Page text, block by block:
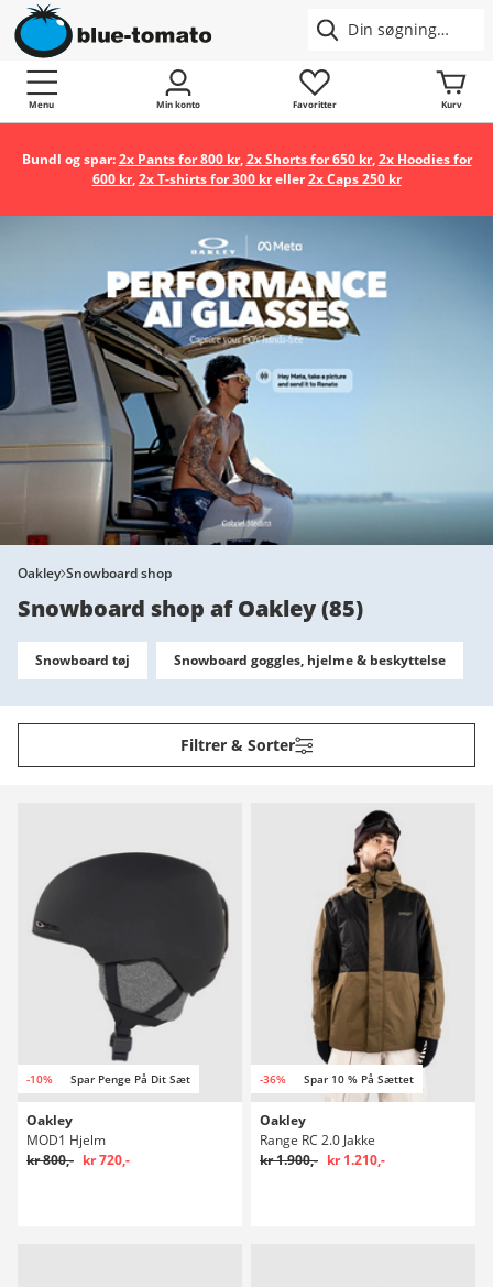
Menu Min konto Favoritter Kurv
Bundl og spar:2x Pants for 800 kr,2x Shorts for 650 kr,2x Hoodies for
600 kr,2x T-shirts for 300 kreller2x Caps 250 kr
Oakley Snowboard shop
Snowboard shop af Oakley(85)
Snowboard tøj Snowboard goggles, hjelme & beskyttelse
Filtrer & Sorter
-10% Spar Penge På Dit Sæt
Oakley
MOD1 Hjelm
kr 800,- kr 720,-
-36% Spar 10 % På Sættet
Oakley
Range RC 2.0 Jakke
kr 1.900,- kr 1.210,-